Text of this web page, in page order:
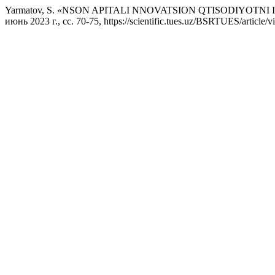
Yarmatov, S. «NSON APITALI NNOVATSION
июнь 2023 г., сс. 70-75, https://scientific.tues.uz/BSRTUES/article/